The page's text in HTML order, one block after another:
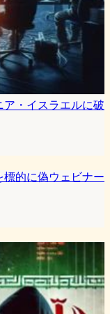
・イスラエルに破
的に偽ウェビナー